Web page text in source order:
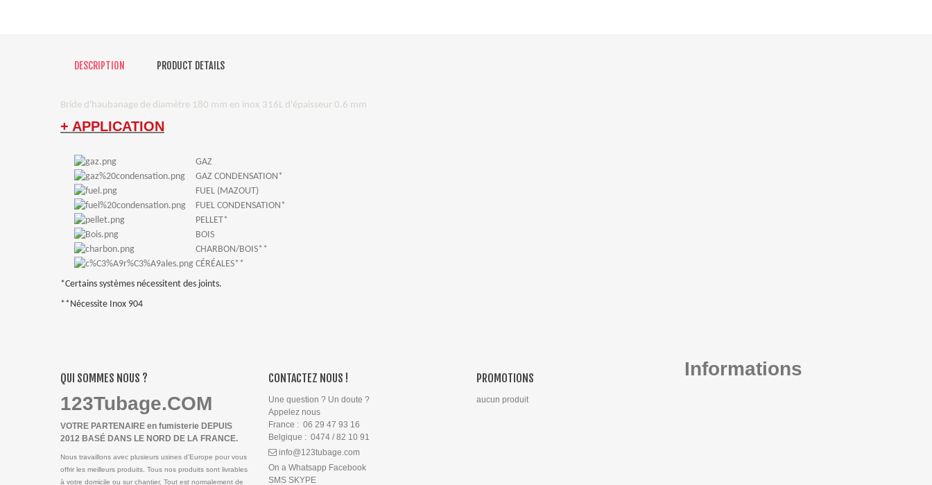
DESCRIPTION PRODUCT DETAILS
Bride d'haubanage de diamètre 180 mm en inox 316L d'épaisseur 0.6 mm
+ APPLICATION
GAZ
GAZ CONDENSATION*
FUEL (MAZOUT)
FUEL CONDENSATION*
PELLET*
BOIS
CHARBON/BOIS**
CÉRÉALES**
*Certains systèmes nécessitent des joints.
**Nécessite Inox 904
QUI SOMMES NOUS ?
123Tubage.COM
VOTRE PARTENAIRE en fumisterie DEPUIS
2012 BASÉ DANS LE NORD DE LA FRANCE.
Nous travaillons avec plusieurs usines d'Europe pour vous
offrir les meilleurs produits. Tous nos produits sont livrables
à votre domicile ou sur chantier. Tout est normalement de
CONTACTEZ NOUS !
Une question ? Un doute ?
Appelez nous
France : 06 29 47 93 16
Belgique : 0474 / 82 10 91
info@123tubage.com
On a Whatsapp Facebook
SMS SKYPE
PROMOTIONS
aucun produit
Informations